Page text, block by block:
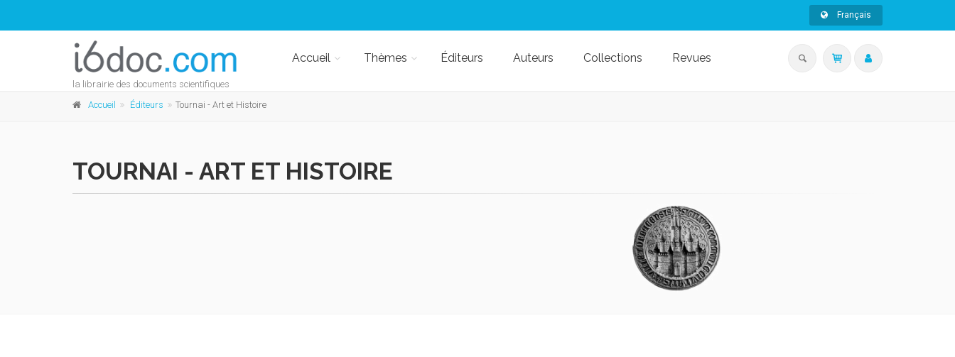
Français
la librairie des documents scientifiques
Accueil Thèmes Éditeurs Auteurs Collections Revues
Accueil Éditeurs Tournai - Art et Histoire
TOURNAI - ART ET HISTOIRE